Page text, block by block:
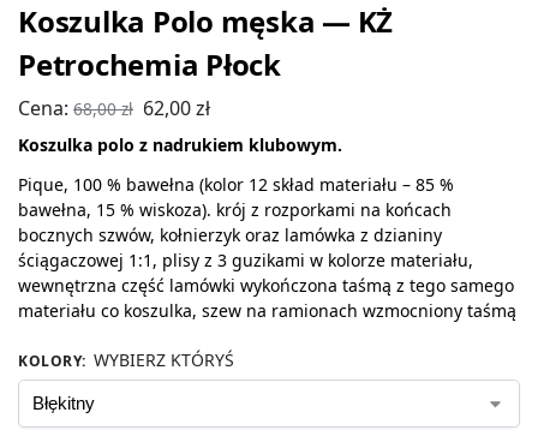
Koszulka Polo męska — KŻ
Petrochemia Płock
Cena: 68,00zł 62,00zł
Koszulka polo z nadrukiem klubowym.
Pique, 100 % bawełna (kolor 12 skład materiału – 85 %
bawełna, 15 % wiskoza). krój z rozporkami na końcach
bocznych szwów, kołnierzyk oraz lamówka z dzianiny
ściągaczowej 1:1, plisy z 3 guzikami w kolorze materiału,
wewnętrzna część lamówki wykończona taśmą z tego samego
materiału co koszulka, szew na ramionach wzmocniony taśmą
KOLORY: WYBIERZ KTÓRYŚ